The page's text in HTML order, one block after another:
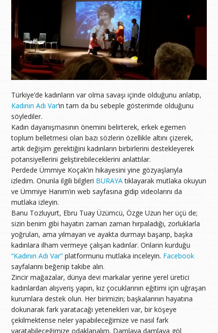
Türkiye’de kadınların var olma savaşı içinde olduğunu anlatıp,
Kadının Adı Var‘ın tam da bu sebeple gösterimde olduğunu
söylediler.
Kadın dayanışmasının önemini belirterek, erkek egemen
toplum belletmesi olan bazı sözlerin özellikle altını çizerek,
artık değişim gerektiğini kadınların birbirlerini destekleyerek
potansiyellerini geliştirebileceklerini anlattılar.
Perdede Ümmiye Koçak’ın hikayesini yine gözyaşlarıyla
izledim. Onunla ilgili bilgleri BURAYAtıklayarak mutlaka okuyun
ve Ümmiye Hanım’ın web sayfasına gidip videolarını da
mutlaka izleyin.
Banu Tozluyurt, Ebru Tuay Üzümcü, Özge Uzun her üçü de;
sizin benim gibi hayatın zaman zaman hırpaladığı, zorluklarla
yoğrulan, ama yılmayan ve ayakta durmayı başarıp, başka
kadınlara ilham vermeye çalışan kadınlar. Onların kurduğu
“Kadının Adı Var”platformunu mutlaka inceleyin. Facebook
sayfalarını beğenip takibe alın.
Zincir mağazalar, dünya devi markalar yerine yerel üretici
kadınlardan alışveriş yapın, kız çocuklarının eğitimi için uğraşan
kurumlara destek olun. Her birimizin; başkalarının hayatına
dokunarak fark yaratacağı yetenekleri var, bir köşeye
çekilmektense neler yapabileceğimize ve nasıl fark
yaratabileceğimize odaklanalım. Damlaya damlaya göl